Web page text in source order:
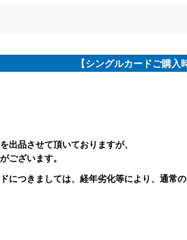
【シングルカードご購入
出品させて頂いておりますが、
ございます。
つきましては、経年劣化等により、通常